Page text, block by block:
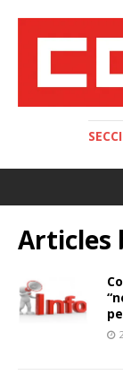
Articles